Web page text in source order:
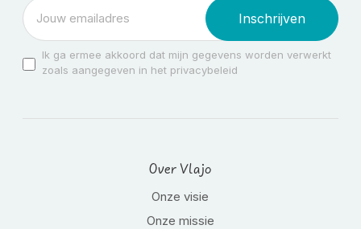
Inschrijven
Ik ga ermee akkoord dat mijn gegevens worden verwerkt
zoals aangegeven in het privacybeleid
Over Vlajo
Onze visie
Onze missie